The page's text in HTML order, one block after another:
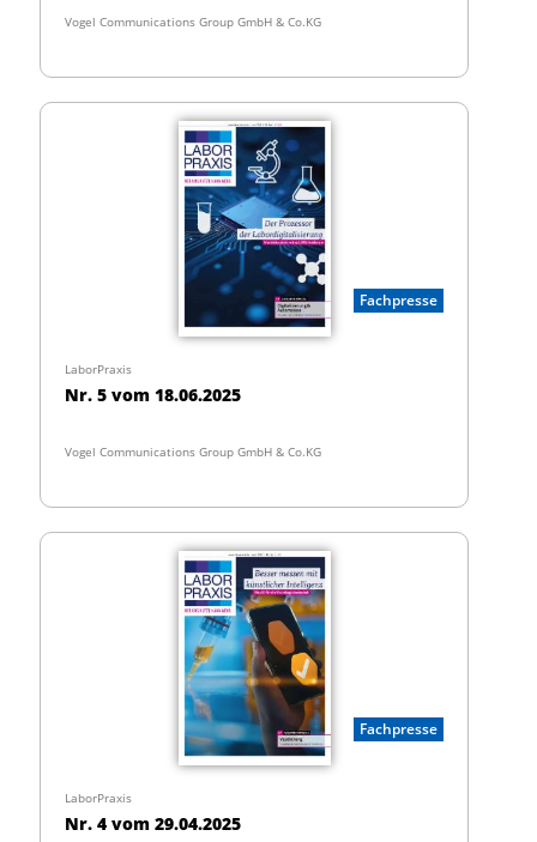
Vogel Communications Group GmbH & Co.KG
Fachpresse
LaborPraxis
Nr. 5 vom 18.06.2025
Vogel Communications Group GmbH & Co.KG
Fachpresse
LaborPraxis
Nr. 4 vom 29.04.2025